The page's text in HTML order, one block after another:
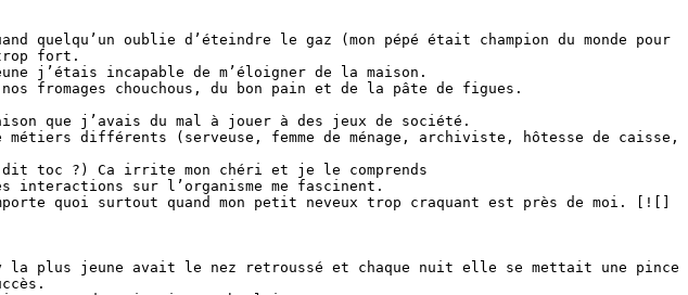
quelqu’un oublie d’éteindre le gaz (mon pépé était champion du monde pour
trop fort.
j’étais incapable de m’éloigner de la maison.
fromages chouchous, du bon pain et de la pâte de figues.
que j’avais du mal à jouer à des jeux de société.
différents (serveuse, femme de ménage, archiviste, hôtesse de caisse,
toc ?) Ca irrite mon chéri et je le comprends
interactions sur l’organisme me fascinent.
quoi surtout quand mon petit neveux trop craquant est près de moi. [![]
plus jeune avait le nez retroussé et chaque nuit elle se mettait une pince